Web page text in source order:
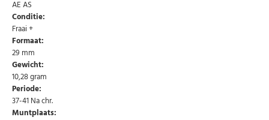
AE AS
Conditie:
Fraai +
Formaat:
29 mm
Gewicht:
10,28 gram
Periode:
37-41 Na chr.
Muntplaats: